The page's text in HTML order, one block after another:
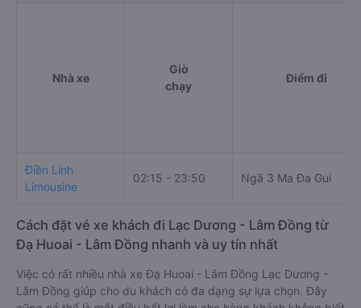
Nhà xe
Giờ
chạy
Điểm đi
Điền Linh
Limousine
02:15 - 23:50 Ngã 3 Ma Đa Gui
Cách đặt vé xe khách đi Lạc Dương - Lâm Đồng từ
Đạ Huoai - Lâm Đồng nhanh và uy tín nhất
Việc có rất nhiều nhà xe Đạ Huoai - Lâm Đồng Lạc Dương -
Lâm Đồng giúp cho du khách có đa dạng sự lựa chọn. Đây